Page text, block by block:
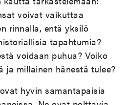
voivat vaikuttaa
rinnalla, entä yksilö
tapahtumia?
voidaan puhua? Voiko
ja millainen hänestä tulee?
hyvin samantapaisia